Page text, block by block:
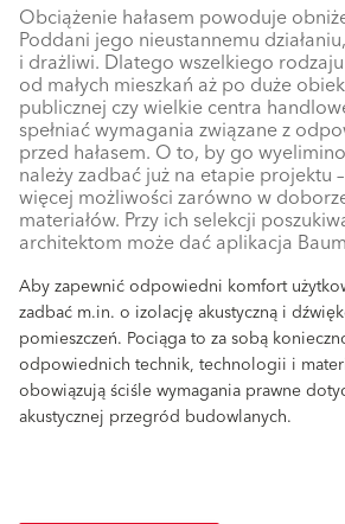
Obciążenie hałasem powoduje
Poddani jego nieustannemu
i drażliwi. Dlatego wszelkiego
od małych mieszkań aż po duże
publicznej czy wielkie centra
spełniać wymagania związane z
przed hałasem. O to, by go
należy zadbać już na etapie projektu
więcej możliwości zarówno w
materiałów. Przy ich selekcji
architektom może dać aplikacja
Aby zapewnić odpowiedni komfort
zadbać m.in. o izolację akustyczną i
pomieszczeń. Pociąga to za sobą
odpowiednich technik, technologii i
obowiązują ściśle wymagania prawne
akustycznej przegród budowlanych.